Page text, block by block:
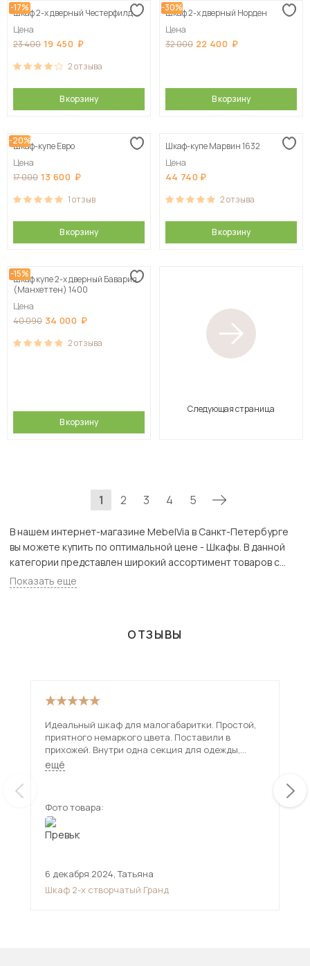
-17%
Шкаф 2-х дверный Честерфилд
Цена
23 400 19 450
2отзыва
В корзину
-30%
Шкаф 2-х дверный Норден
Цена
32 000 22 400
В корзину
-20%
Шкаф-купе Евро
Цена
17 000 13 600
1отзыв
В корзину
Шкаф-купе Марвин 1632
Цена
44 740
2отзыва
В корзину
-15%
Шкаф купе 2-х дверный Бавария
(Манхеттен) 1400
Цена
40 090 34 000
2отзыва
В корзину
Следующая страница
1 2 3 4 5
В нашем интернет-магазине MebelVia в Санкт-Петербурге
вы можете купить по оптимальной цене - Шкафы. В данной
категории представлен широкий ассортимент товаров с
доставкой в СПб. Всего товаров в категории «Шкафы» - 6107
шт.
Показать еще
ОТЗЫВЫ
Идеальный шкаф для малогабаритки. Простой,
приятного немаркого цвета. Поставили в
прихожей. Внутри одна секция для одежды,
другая с полками.
ещё
Фото товара:
6 декабря 2024,Татьяна
Шкаф 2-х створчатый Гранд